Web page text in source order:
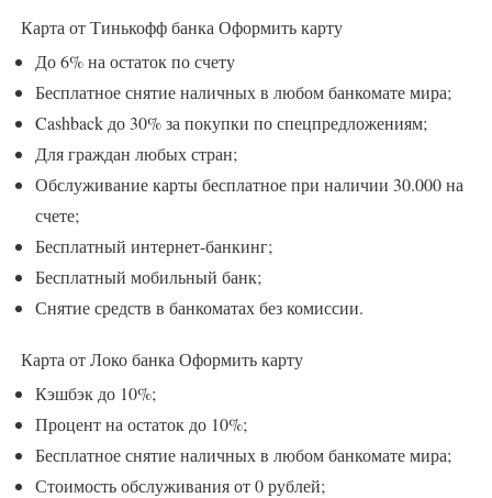
Карта от Тинькофф банка Оформить карту
До 6% на остаток по счету
Бесплатное снятие наличных в любом банкомате мира;
Cashback до 30% за покупки по спецпредложениям;
Для граждан любых стран;
Обслуживание карты бесплатное при наличии 30.000 на
счете;
Бесплатный интернет-банкинг;
Бесплатный мобильный банк;
Снятие средств в банкоматах без комиссии.
Карта от Локо банка Оформить карту
Кэшбэк до 10%;
Процент на остаток до 10%;
Бесплатное снятие наличных в любом банкомате мира;
Стоимость обслуживания от 0 рублей;